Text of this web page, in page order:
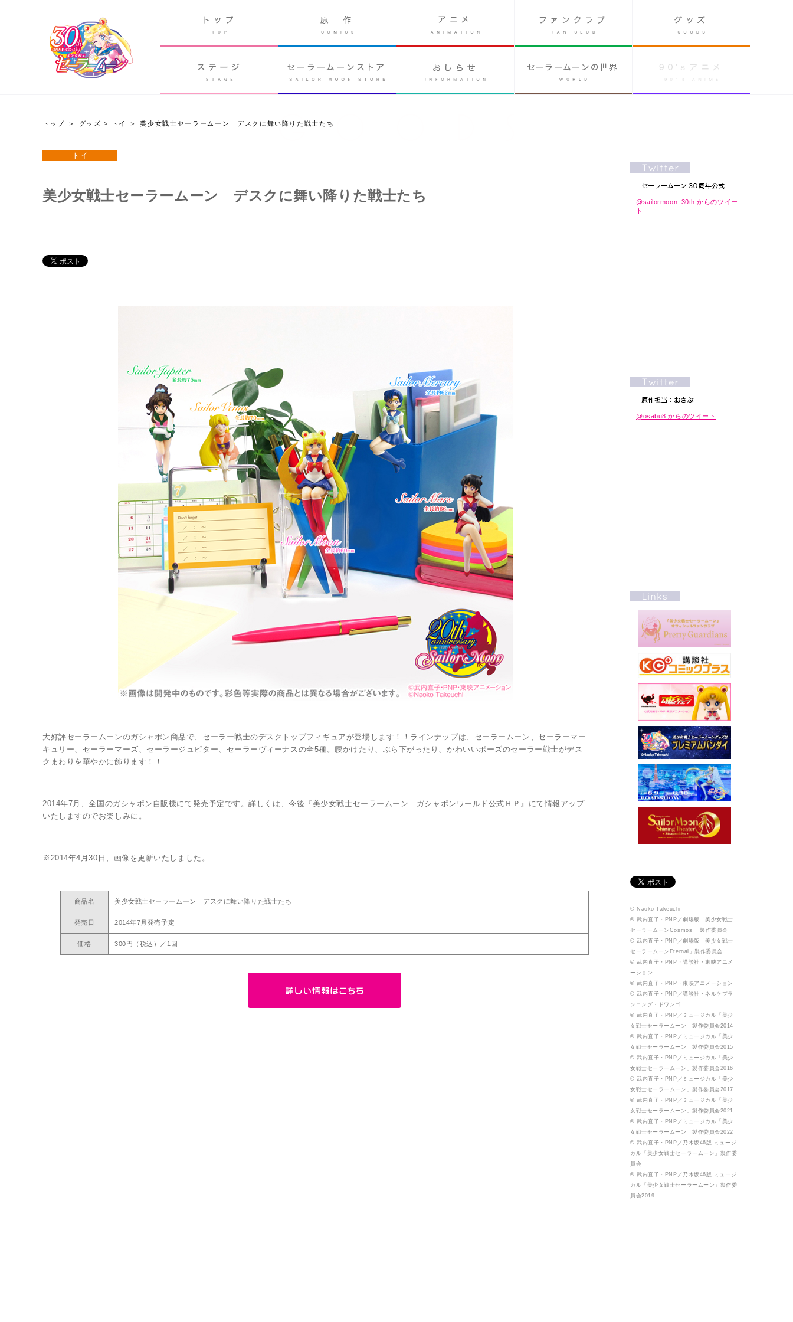
90's アニメPAST ANIME
トップ グッズ > トイ 美少女戦士セーラームーン デスクに舞い降りた戦士たち
トイ
美少女戦士セーラームーン デスクに舞い降りた戦士たち
大好評セーラームーンのガシャポン商品で、セーラー戦士のデスクトップフィギュアが登場します！！ラインナップは、セーラームーン、セーラーマー
キュリー、セーラーマーズ、セーラージュピター、セーラーヴィーナスの全5種。腰かけたり、ぶら下がったり、かわいいポーズのセーラー戦士がデス
クまわりを華やかに飾ります！！
2014年7月、全国のガシャポン自販機にて発売予定です。詳しくは、今後『美少女戦士セーラームーン ガシャポンワールド公式ＨＰ』にて情報アップ
いたしますのでお楽しみに。
※2014年4月30日、画像を更新いたしました。
商品名 美少女戦士セーラームーン デスクに舞い降りた戦士たち
発売日 2014年7月発売予定
価格 300円（税込）／1回
@sailormoon_30th からのツイー
ト
@osabu8 からのツイート
© Naoko Takeuchi
© 武内直子・PNP／劇場版「美少女戦士
セーラームーンCosmos」 製作委員会
© 武内直子・PNP／劇場版「美少女戦士
セーラームーンEternal」製作委員会
© 武内直子・PNP・講談社・東映アニメ
ーション
© 武内直子・PNP・東映アニメーション
© 武内直子・PNP／講談社・ネルケプラ
ンニング・ドワンゴ
© 武内直子・PNP／ミュージカル「美少
女戦士セーラームーン」製作委員会2014
© 武内直子・PNP／ミュージカル「美少
女戦士セーラームーン」製作委員会2015
© 武内直子・PNP／ミュージカル「美少
女戦士セーラームーン」製作委員会2016
© 武内直子・PNP／ミュージカル「美少
女戦士セーラームーン」製作委員会2017
© 武内直子・PNP／ミュージカル「美少
女戦士セーラームーン」製作委員会2021
© 武内直子・PNP／ミュージカル「美少
女戦士セーラームーン」製作委員会2022
© 武内直子・PNP／乃木坂46版 ミュージ
カル「美少女戦士セーラームーン」製作委
員会
© 武内直子・PNP／乃木坂46版 ミュージ
カル「美少女戦士セーラームーン」製作委
員会2019